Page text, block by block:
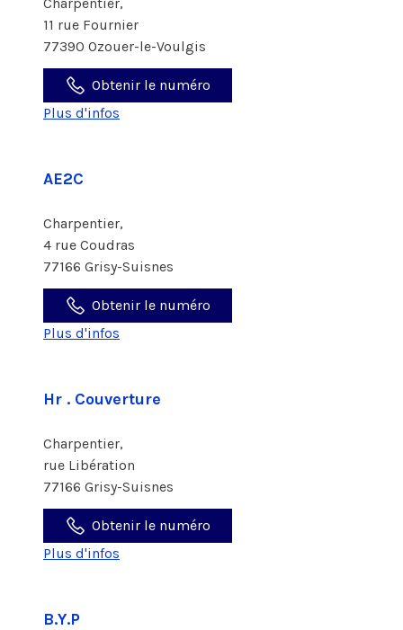
11 rue Fournier
77390 Ozouer-le-Voulgis
Obtenir le numéro
Plus d'infos
AE2C
Charpentier,
4 rue Coudras
77166 Grisy-Suisnes
Obtenir le numéro
Plus d'infos
Hr . Couverture
Charpentier,
rue Libération
77166 Grisy-Suisnes
Obtenir le numéro
Plus d'infos
B.Y.P